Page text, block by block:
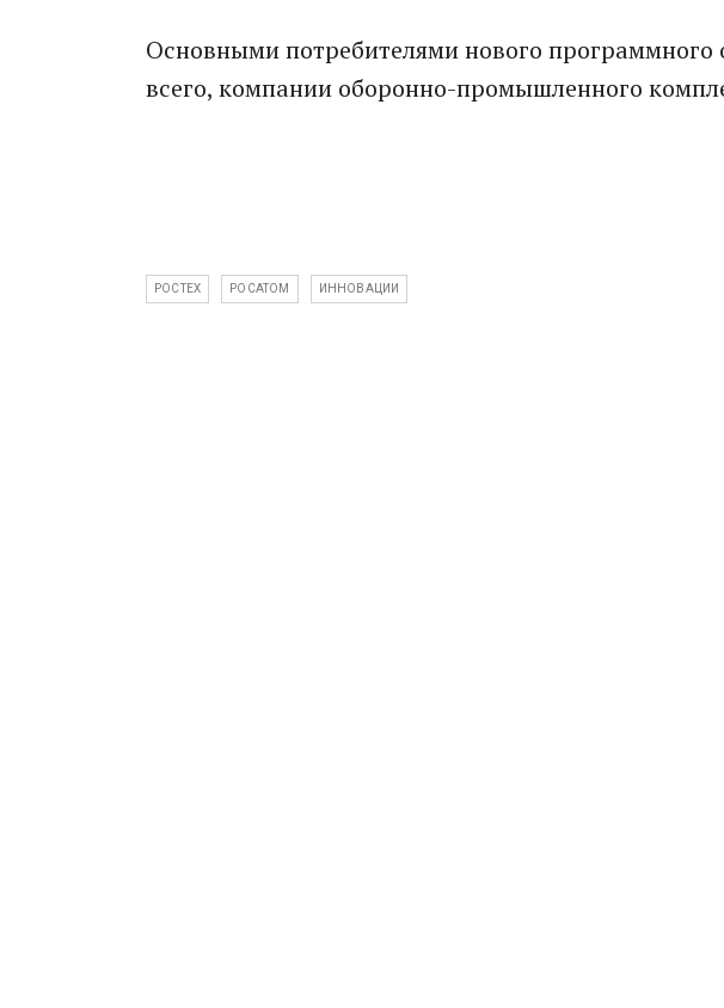
Основными потребителями нового программного
всего, компании оборонно-промышленного
РОСТЕХ РОСАТОМ ИННОВАЦИИ